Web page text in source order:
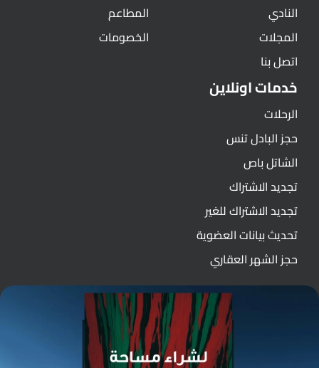
النادي
المجلات
اتصل بنا
المطاعم
الخصومات
خدمات اونلاين
الرحلات
حجز البادل تنس
الشاتل باص
تجديد الاشتراك
تجديد الاشتراك للغير
تحديث بيانات العضوية
حجز الشهر العقاري